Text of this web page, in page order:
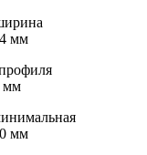
мм
мм
мм